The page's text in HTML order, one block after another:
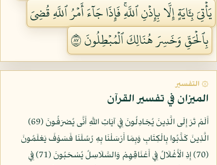
يَأۡتِيَ بِـَٔايَةٍ إِلَّا بِإِذۡنِ ٱللَّهِۚ فَإِذَا جَآءَ أَمۡرُ ٱللَّهِ قُضِيَ
بِٱلۡحَقِّ وَخَسِرَ هُنَالِكَ ٱلۡمُبۡطِلُونَ ٧٨
۞ التفسير
الميزان في تفسير القرآن
أَلَمْ تَرَ إِلَى الَّذِينَ يُجَادِلُونَ فِي آيَاتِ اللَّهِ أَنَّى يُصْرَفُونَ (69)
الَّذِينَ كَذَّبُوا بِالْكِتَابِ وَبِمَا أَرْسَلْنَا بِهِ رُسُلَنَا فَسَوْفَ يَعْلَمُونَ
(70) إِذِ الْأَغْلَالُ فِي أَعْنَاقِهِمْ وَالسَّلَاسِلُ يُسْحَبُونَ (71) فِي